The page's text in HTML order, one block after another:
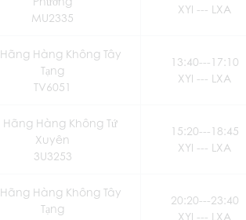
MU2335
XYI --- LXA
Hãng Hàng Không Tây
Tạng
TV6051
13:40---17:10
XYI --- LXA
Hãng Hàng Không Tứ
Xuyên
3U3253
15:20---18:45
XYI --- LXA
Hãng Hàng Không Tây
Tạng
20:20---23:40
XYI --- LXA